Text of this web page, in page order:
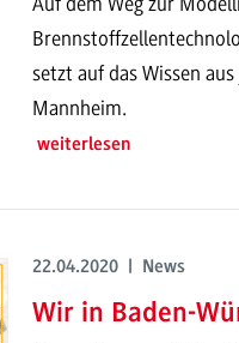
setzt auf das Wissen
Mannheim.
weiterlesen
22.04.2020 | News
Wir in Baden-